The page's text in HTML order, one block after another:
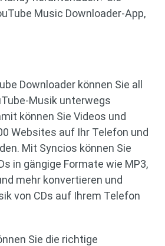
Music Downloader-App,
Downloader können Sie all
Musik unterwegs
können Sie Videos und
Websites auf Ihr Telefon und
Mit Syncios können Sie
in gängige Formate wie MP3,
mehr konvertieren und
von CDs auf Ihrem Telefon
Sie die richtige